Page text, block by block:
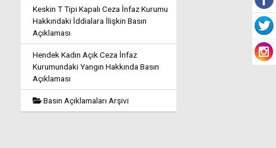
Keskin T Tipi Kapalı Ceza İnfaz Kurumu
Hakkındaki İddialara İlişkin Basın
Açıklaması
Hendek Kadın Açık Ceza İnfaz
Kurumundaki Yangın Hakkında Basın
Açıklaması
Basın Açıklamaları Arşivi